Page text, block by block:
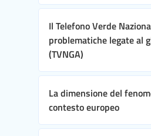
Il Telefono Verde
problematiche legate al
(TVNGA)
La dimensione del
contesto europeo